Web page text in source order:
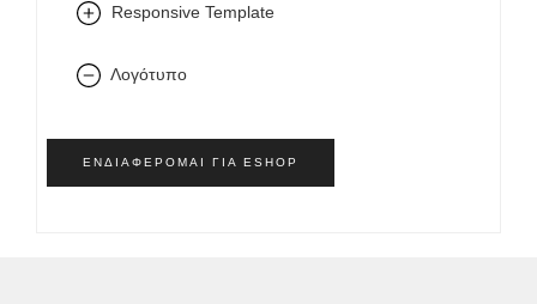
Responsive Template
Λογότυπο
ΕΝΔΙΑΦΈΡΟΜΑΙ ΓΙΑ ESHOP